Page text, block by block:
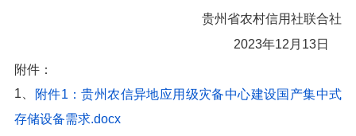
贵州省农村信用社联合社
2023年12月13日
附件：
1、
附件1：贵州农信异地应用级灾备中心建设国产集中式
存储设备需求.docx